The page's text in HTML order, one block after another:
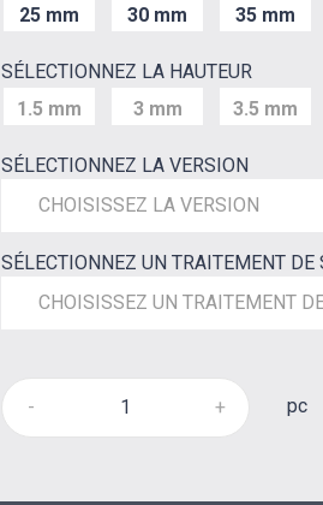
25 mm
30 mm 35 mm
SÉLECTIONNEZ LA HAUTEUR
1.5 mm
3 mm 3.5 mm
SÉLECTIONNEZ LA VERSION
CHOISISSEZ LA VERSION
SÉLECTIONNEZ UN TRAITEMENT DE
CHOISISSEZ UN TRAITEMENT
- + pc